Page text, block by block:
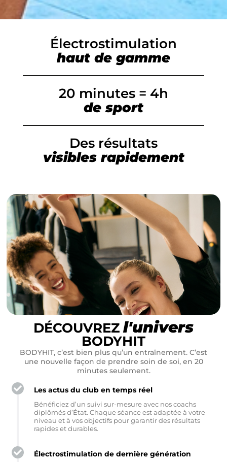
Électrostimulation
haut de gamme
20 minutes = 4h
de sport
Des résultats
visibles rapidement
DÉCOUVREZ l'univers
BODYHIT
BODYHIT, c’est bien plus qu’un entraînement. C’est
une nouvelle façon de prendre soin de soi, en 20
minutes seulement.
Les actus du club en temps réel
Bénéficiez d’un suivi sur-mesure avec nos coachs
diplômés d’État. Chaque séance est adaptée à votre
niveau et à vos objectifs pour garantir des résultats
rapides et durables.
Électrostimulation de dernière génération